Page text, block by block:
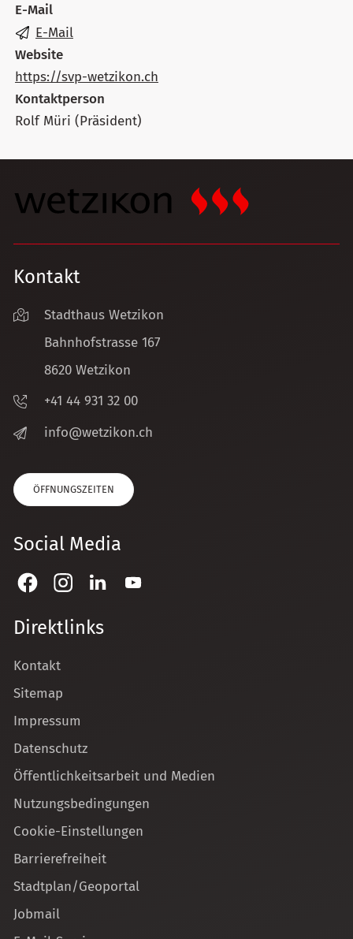
E-Mail
E-Mail
Website
https://svp-wetzikon.ch
Kontaktperson
Rolf Müri (Präsident)
Kontakt
Stadthaus Wetzikon
Bahnhofstrasse 167
8620 Wetzikon
+41 44 931 32 00
nf
w tz k n ch
ÖFFNUNGSZEITEN
Social Media
Direktlinks
Kontakt
Sitemap
Impressum
Datenschutz
Öffentlichkeitsarbeit und Medien
Nutzungsbedingungen
Cookie-Einstellungen
Barrierefreiheit
Stadtplan/Geoportal
Jobmail